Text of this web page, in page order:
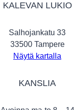
KALEVAN LUKIO
Salhojankatu 33
33500 Tampere
Näytä kartalla
KANSLIA